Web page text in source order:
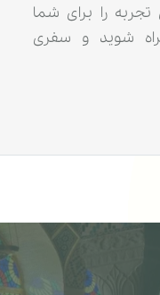
را برای شما
شوید و سفری